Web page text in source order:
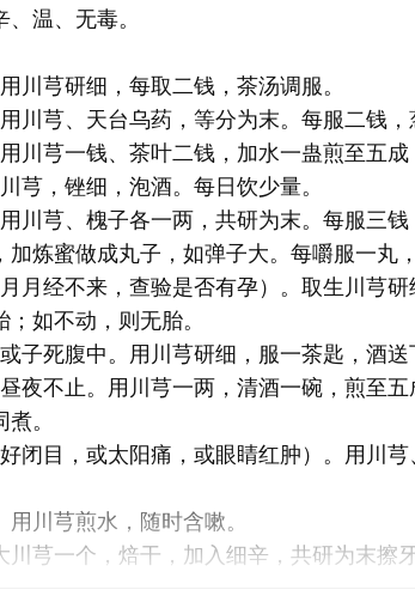
温、无毒。
川芎研细，每取二钱，茶汤调服。
川芎、天台乌药，等分为末。每服二钱，
川芎一钱、茶叶二钱，加水一蛊煎至五成
芎，锉细，泡酒。每日饮少量。
川芎、槐子各一两，共研为末。每服三
加炼蜜做成丸子，如弹子大。每嚼服一丸
月经不来，查验是否有孕）。取生川芎
如不动，则无胎。
子死腹中。用川芎研细，服一茶匙，酒送
夜不止。用川芎一两，清酒一碗，煎至
。
闭目，或太阳痛，或眼睛红肿）。用川
用川芎煎水，随时含嗽。
川芎一个，焙干，加入细辛，共研为末擦牙